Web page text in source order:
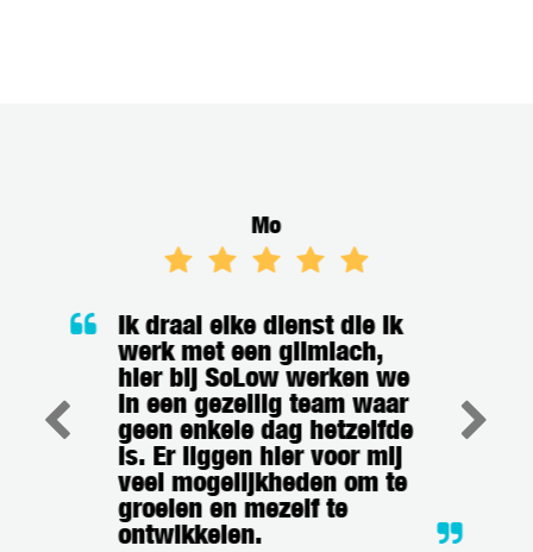
Mo
Ik draai elke dienst die ik
werk met een glimlach,
hier bij SoLow werken we
in een gezellig team waar
geen enkele dag hetzelfde
is. Er liggen hier voor mij
veel mogelijkheden om te
groeien en mezelf te
ontwikkelen.